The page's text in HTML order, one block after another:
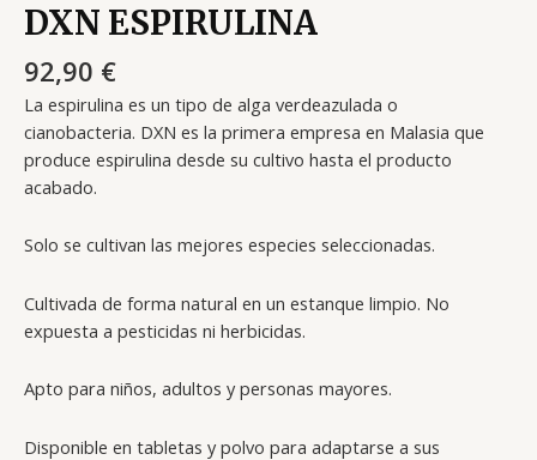
DXN ESPIRULINA
92,90 €
La espirulina es un tipo de alga verdeazulada o
cianobacteria. DXN es la primera empresa en Malasia que
produce espirulina desde su cultivo hasta el producto
acabado.
Solo se cultivan las mejores especies seleccionadas.
Cultivada de forma natural en un estanque limpio. No
expuesta a pesticidas ni herbicidas.
Apto para niños, adultos y personas mayores.
Disponible en tabletas y polvo para adaptarse a sus